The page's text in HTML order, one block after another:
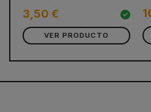
3,50 €
VER PRODUCTO